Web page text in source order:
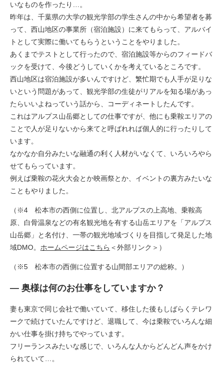
いなものを作ったり…。
昨年は、千葉県の大学の観光学部の学生さんの中から希望者を募
って、西山地区の事業所（宿泊施設）に来てもらって、アルバイ
トとして実際に働いてもらうということをやりました。
あくまでテストとして行ったので、宿泊施設等からのフィードバ
ックを受けて、今後どうしていくかを考えているところです。
西山地区は宿泊施設が多いんですけど、繁忙期でも人手が足りな
いという問題があって、観光学部の生徒がリアルを知る場があっ
たらいいよねっていう話から、コーディネートしたんです。
これはアルプス山岳郷としての仕事ですが、他にも乗鞍エリアの
ことで人が足りないから来てと呼ばれれば個人的に行ったりして
います。
なかなか自分みたいな融通の利く人材がいなくて、いろいろやら
せてもらっています。
例えば乗鞍の花火大会とか映画祭とか、イベントの裏方みたいな
こともやりました。
（※4 松本市の西側に位置し、北アルプスの上高地、乗鞍高
原、白骨温泉などの有名観光地を有する山岳エリアを「アルプス
山岳郷」と名付け、一帯の観光地域づくりを目指して発足した地
域DMO。 ホームページはこちら ＜外部リンク＞ ）
（※5 松本市の西側に位置する山間部エリアの総称。）​
― 奥様は何のお仕事をしていますか？
妻も東京で同じ会社で働いていて、移住した後もしばらくテレワ
ークで続けていたんですけど、退職して、今は乗鞍でいろんな細
かい仕事を掛け持ちでやっています。
フリーランスみたいな感じで、いろんな人からどんどん声をかけ
られていて…。